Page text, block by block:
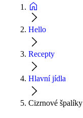
Hello
Recepty
Hlavní jídla
Cizrnové špalíky